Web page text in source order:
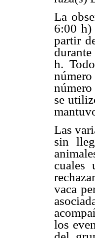
La
6:00 h)
partir
h.
número
se
Las
sin
cuales
vaca
los